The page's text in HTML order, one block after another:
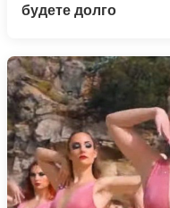
будете долго